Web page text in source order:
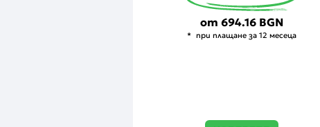
от694.16 BGN
при плащане за 12 месеца